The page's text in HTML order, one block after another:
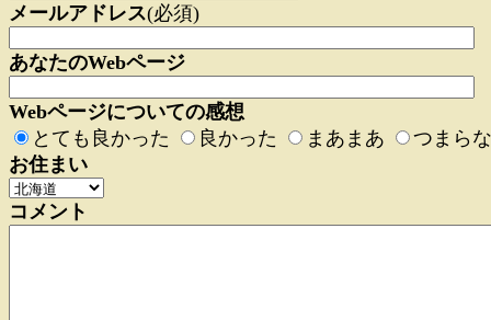
メールアドレス(必須)
あなたのWebページ
Webページについての感想
とても良かった
良かった まあまあ
つまら
お住まい
コメント